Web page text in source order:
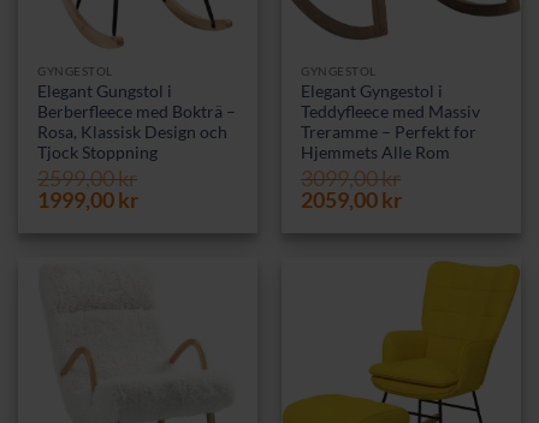
GYNGESTOL
Elegant Gungstol i
Berberfleece med Bokträ –
Rosa, Klassisk Design och
Tjock Stoppning
2599,00kr
Opprinnelig
1999,00krNåværende
GYNGESTOL
Elegant Gyngestol i
Teddyfleece med Massiv
Treramme – Perfekt for
Hjemmets Alle Rom
3099,00kr
Opprinnelig
2059,00krNåværende
2059,00 kr.